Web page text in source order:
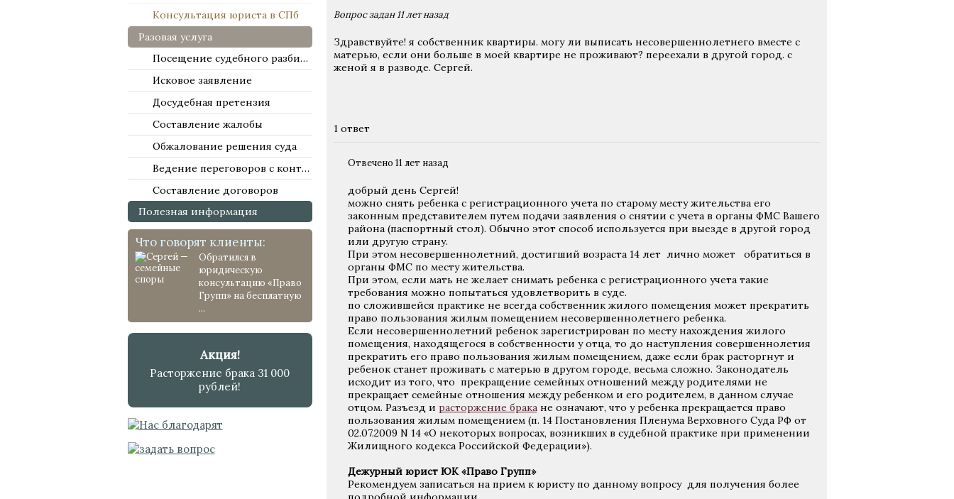
Консультация юриста в СПб
Разовая услуга
Посещение судебного разбирательства
Исковое заявление
Досудебная претензия
Составление жалобы
Обжалование решения суда
Ведение переговоров с контрагентами
Составление договоров
Полезная информация
Что говорят клиенты:
Обратился в
юридическую
консультацию «Право
Групп» на бесплатную
...
Акция!
Расторжение брака 31 000
рублей!
Вопрос задан 11 лет назад
Здравствуйте! я собственник квартиры. могу ли выписать несовершеннолетнего вместе с
матерью, если они больше в моей квартире не проживают? переехали в другой город. с
женой я в разводе. Сергей.
1 ответ
Отвечено 11 лет назад
добрый день Сергей!
можно снять ребенка с регистрационного учета по старому месту жительства его
законным представителем путем подачи заявления о снятии с учета в органы ФМС Вашего
района (паспортный стол). Обычно этот способ используется при выезде в другой город
или другую страну.
При этом несовершеннолетний, достигший возраста 14 лет лично может обратиться в
органы ФМС по месту жительства.
При этом, если мать не желает снимать ребенка с регистрационного учета такие
требования можно попытаться удовлетворить в суде.
по сложившейся практике не всегда собственник жилого помещения может прекратить
право пользования жилым помещением несовершеннолетнего ребенка.
Если несовершеннолетний ребенок зарегистрирован по месту нахождения жилого
помещения, находящегося в собственности у отца, то до наступления совершеннолетия
прекратить его право пользования жилым помещением, даже если брак расторгнут и
ребенок станет проживать с матерью в другом городе, весьма сложно. Законодатель
исходит из того, что прекращение семейных отношений между родителями не
прекращает семейные отношения между ребенком и его родителем, в данном случае
отцом. Разъезд и расторжение бракане означают, что у ребенка прекращается право
пользования жилым помещением (п. 14 Постановления Пленума Верховного Суда РФ от
02.07.2009 N 14 «О некоторых вопросах, возникших в судебной практике при применении
Жилищного кодекса Российской Федерации»).
Дежурный юрист ЮК «Право Групп»
Рекомендуем записаться на прием к юристу по данному вопросу для получения более